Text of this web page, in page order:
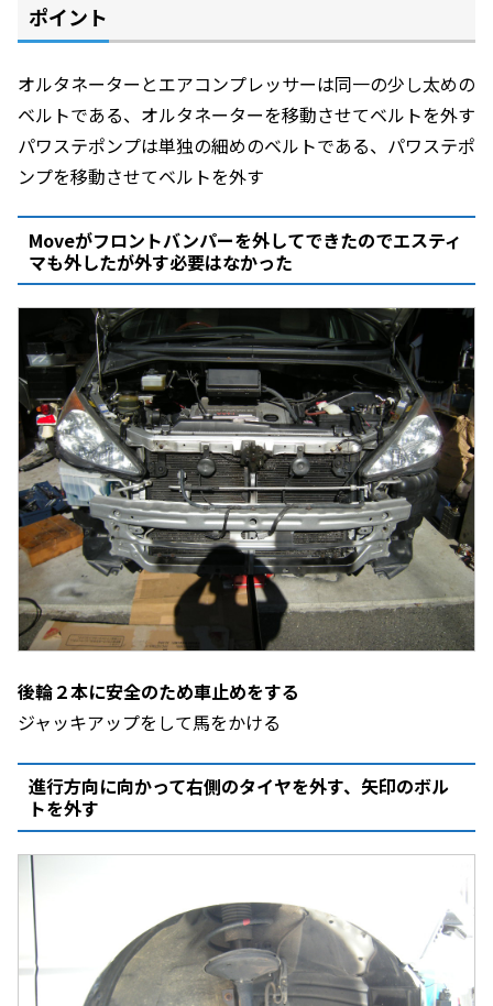
ポイント
オルタネーターとエアコンプレッサーは同一の少し太めの
ベルトである、オルタネーターを移動させてベルトを外す
パワステポンプは単独の細めのベルトである、パワステポ
ンプを移動させてベルトを外す
Moveがフロントバンパーを外してできたのでエスティ
マも外したが外す必要はなかった
後輪２本に安全のため車止めをする
ジャッキアップをして馬をかける
進行方向に向かって右側のタイヤを外す、矢印のボル
トを外す